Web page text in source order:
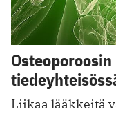
Liikaa lääkkeitä